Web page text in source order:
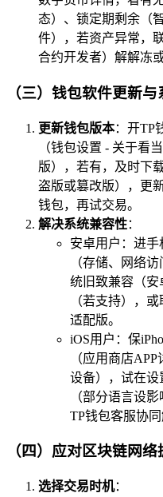
态）、锁定期剩余（
件），若资产异常，
合约开发者）解解冻
（三）钱包软件更新
更新钱包版本：开TP
（钱包设置 - 关于看
版），若有，及时下
盗版或篡改版），更
钱包，再试交易。
解决系统兼容性：
安卓用户：进手
（存储、网络
统旧致兼容（安
（若支持），
适配版。
iOS用户：保
（应用商店
设备），试在设
（部分语言设
TP钱包客服协同
（四）应对区块链网络
选择交易时机：